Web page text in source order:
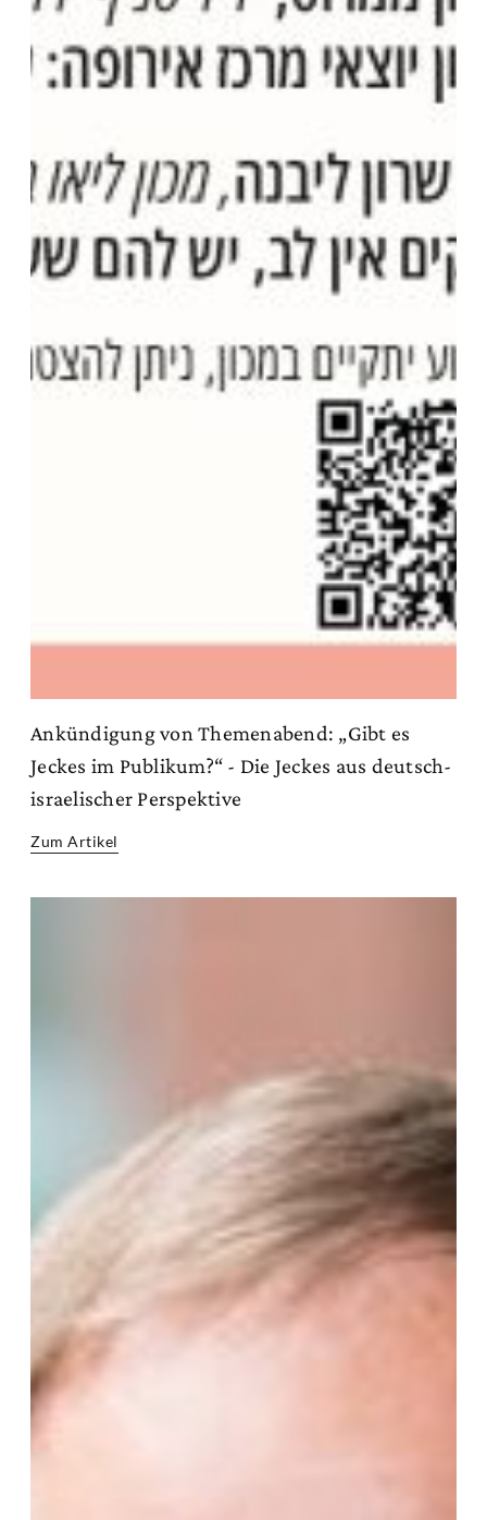
Ankündigung von Themenabend: „Gibt es
Jeckes im Publikum?“ - Die Jeckes aus deutsch-
israelischer Perspektive
Zum Artikel